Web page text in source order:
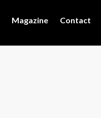
Magazine Contact